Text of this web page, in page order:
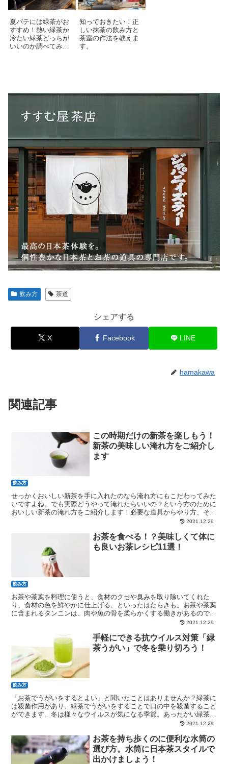
夏バテには緑茶がお
すすめ！熱い緑茶か
冷たい緑茶どっちが
いいのか調べてみま
した！
知っておきたい！正
しい抹茶の飲み方と
茶室の作法を教えま
す。
飲み方 茶道
シェアする
X Facebook LINE
hamakawa
関連記事
飲み方
この時期だけの新茶を楽しもう！
新茶の美味しい淹れ方をご紹介し
ます
せっかくおいしい新茶を手に入れたのなら淹れ方にもこだわってみた
いですよね。でも実際どうやって淹れたらいいの？という方のために
おいしい新茶の淹れ方をご紹介します！必要な道具からやり方、そし
2021.12.29
飲み方
お茶を食べる！？美味しくて体に
も良いお茶レシピ11選！
お茶や茶葉を料理に使うと、食材のクセや臭みを取り除いてくれた
り、食材の色を鮮やかに仕上げる、といったはたらきも。お茶や茶葉
に含まれるタンニンは、肉や魚の骨を柔らかくする働きがあるので、
煮込み料理にも適しています。では、お茶料理のレシピを紹介します
2021.12.29
飲み方
手軽にできる抗ウイルス対策「緑
茶うがい」で冬を乗り切ろう！
「お茶でうがいをするとよい」と聞いたことはありませんか？緑茶に
は殺菌作用があり、緑茶でうがいをすることで口の中を殺菌すること
ができます。冬は様々なウイルスが気になる季節。あったかい緑茶で
2021.12.29
お茶を持ち歩くのに便利な水筒の
選び方。水筒に日本茶スタイルで
出かけましょう！